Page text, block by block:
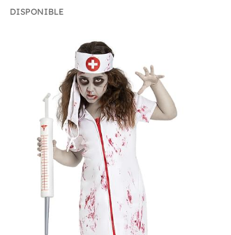
DISPONIBLE